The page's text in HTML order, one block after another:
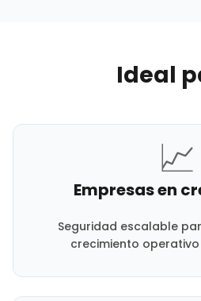
Ideal
📈
Empresas en
Seguridad escalable
crecimiento